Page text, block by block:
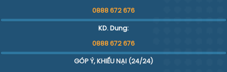
0888 672 676
KD. Dung:
0888 672 676
GÓP Ý, KHIẾU NẠI (24/24)